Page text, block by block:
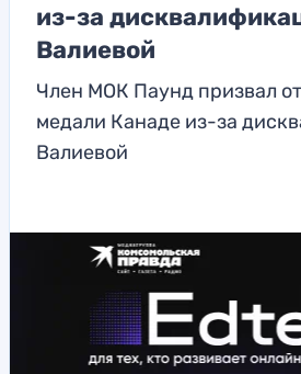
из-за
Валиевой
Член МОК Паунд призвал
медали Канаде из-за
Валиевой